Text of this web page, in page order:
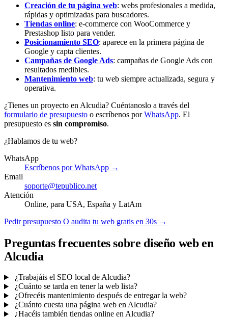
Creación de tu página web: webs profesionales a medida,
rápidas y optimizadas para buscadores.
Tiendas online: e-commerce con WooCommerce y
Prestashop listo para vender.
Posicionamiento SEO: aparece en la primera página de
Google y capta clientes.
Campañas de Google Ads: campañas de Google Ads con
resultados medibles.
Mantenimiento web: tu web siempre actualizada, segura y
operativa.
¿Tienes un proyecto en Alcudia? Cuéntanoslo a través del
formulario de presupuesto o escríbenos porWhatsApp. El
presupuesto es sin compromiso.
¿Hablamos de tu web?
WhatsApp
Escríbenos por WhatsApp →
Email
soporte@tepublico.net
Atención
Online, para USA, España y LatAm
Pedir presupuesto O audita tu web gratis en 30s →
Preguntas frecuentes sobre diseño web en
Alcudia
¿Trabajáis el SEO local de Alcudia?
¿Cuánto se tarda en tener la web lista?
¿Ofrecéis mantenimiento después de entregar la web?
¿Cuánto cuesta una página web en Alcudia?
¿Hacéis también tiendas online en Alcudia?